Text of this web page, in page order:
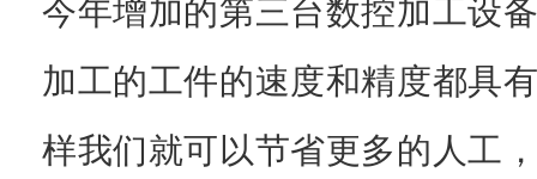
今年增加的第三台数控加工设
加工的工件的速度和精度都具
样我们就可以节省更多的人工